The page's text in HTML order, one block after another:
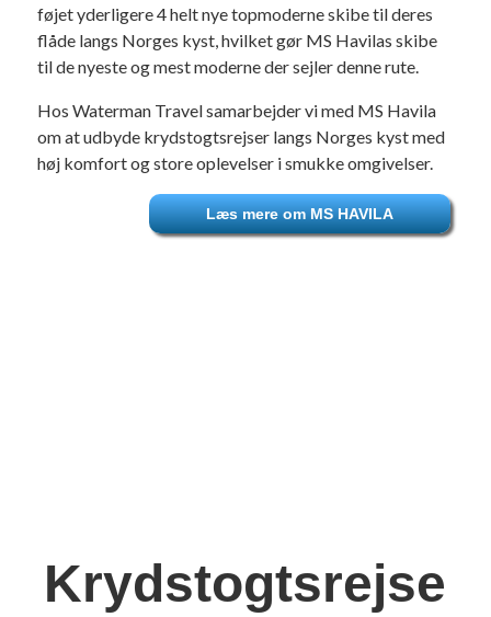
føjet yderligere 4 helt nye topmoderne skibe til deres
flåde langs Norges kyst, hvilket gør MS Havilas skibe
til de nyeste og mest moderne der sejler denne rute.
Hos Waterman Travel samarbejder vi med MS Havila
om at udbyde krydstogtsrejser langs Norges kyst med
høj komfort og store oplevelser i smukke omgivelser.
Læs mere om MS HAVILA
Krydstogtsrejse